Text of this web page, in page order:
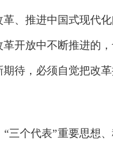
、推进中国式现代
开放中不断推进的
待，必须自觉把改
个代表”重要思想、